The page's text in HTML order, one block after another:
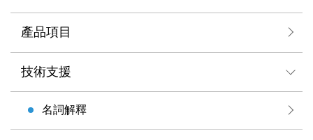
產品項目
技術支援
名詞解釋